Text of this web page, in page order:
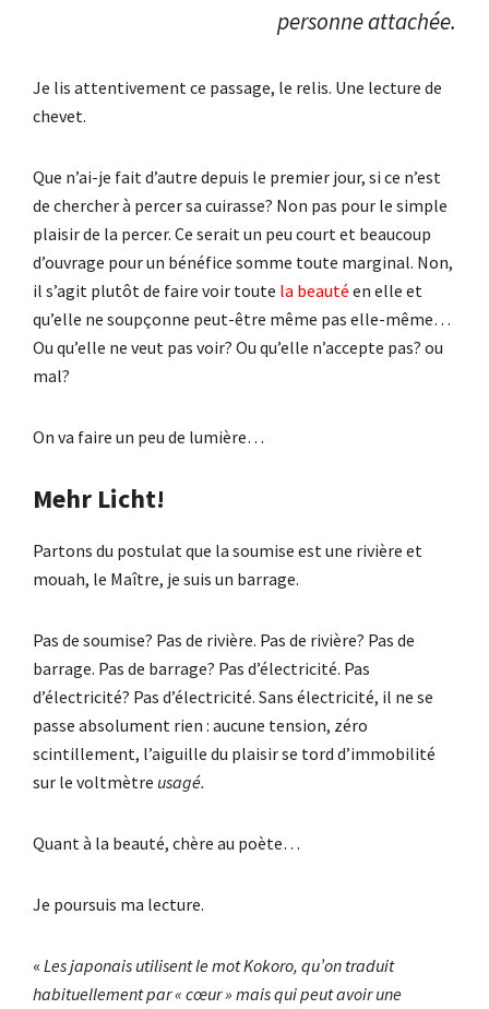
personne attachée.
Je lis attentivement ce passage, le relis. Une lecture de
chevet.
Que n’ai-je fait d’autre depuis le premier jour, si ce n’est
de chercher à percer sa cuirasse? Non pas pour le simple
plaisir de la percer. Ce serait un peu court et beaucoup
d’ouvrage pour un bénéfice somme toute marginal. Non,
il s’agit plutôt de faire voir toute la beauté en elle et
qu’elle ne soupçonne peut-être même pas elle-même…
Ou qu’elle ne veut pas voir? Ou qu’elle n’accepte pas? ou
mal?
On va faire un peu de lumière…
Mehr Licht!
Partons du postulat que la soumise est une rivière et
mouah, le Maître, je suis un barrage.
Pas de soumise? Pas de rivière. Pas de rivière? Pas de
barrage. Pas de barrage? Pas d’électricité. Pas
d’électricité? Pas d’électricité. Sans électricité, il ne se
passe absolument rien : aucune tension, zéro
scintillement, l’aiguille du plaisir se tord d’immobilité
sur le voltmètre usagé.
Quant à la beauté, chère au poète…
Je poursuis ma lecture.
« Les japonais utilisent le mot Kokoro, qu’on traduit
habituellement par « cœur » mais qui peut avoir une